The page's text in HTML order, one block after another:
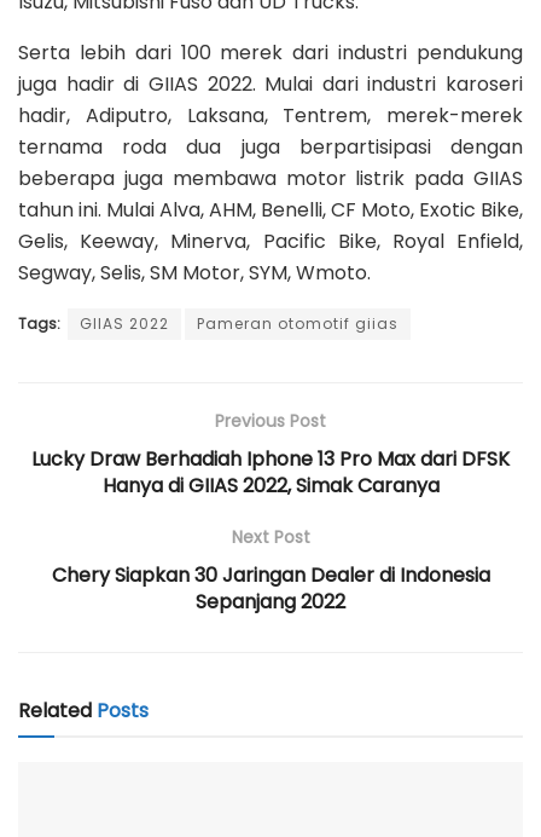
Serta lebih dari 100 merek dari industri pendukung
juga hadir di GIIAS 2022. Mulai dari industri karoseri
hadir, Adiputro, Laksana, Tentrem, merek-merek
ternama roda dua juga berpartisipasi dengan
beberapa juga membawa motor listrik pada GIIAS
tahun ini. Mulai Alva, AHM, Benelli, CF Moto, Exotic Bike,
Gelis, Keeway, Minerva, Pacific Bike, Royal Enfield,
Segway, Selis, SM Motor, SYM, Wmoto.
Tags: GIIAS 2022 Pameran otomotif giias
Previous Post
Lucky Draw Berhadiah Iphone 13 Pro Max dari DFSK
Hanya di GIIAS 2022, Simak Caranya
Next Post
Chery Siapkan 30 Jaringan Dealer di Indonesia
Sepanjang 2022
Related Posts